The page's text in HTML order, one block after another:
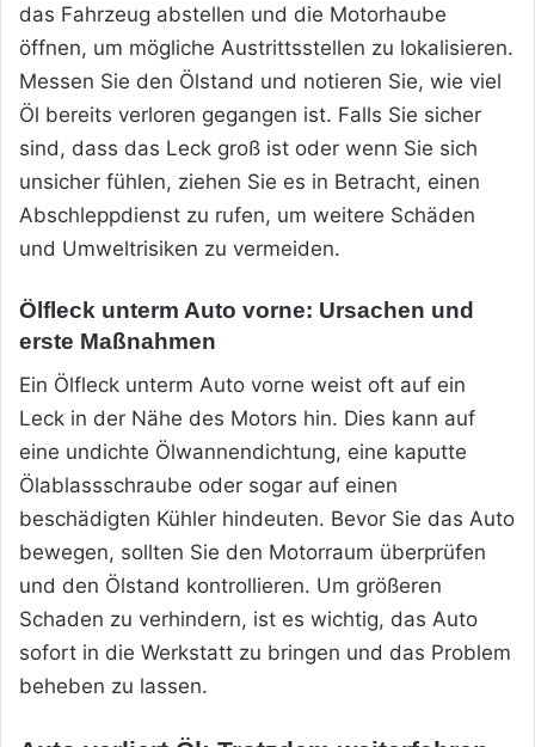
das Fahrzeug abstellen und die Motorhaube
öffnen, um mögliche Austrittsstellen zu lokalisieren.
Messen Sie den Ölstand und notieren Sie, wie viel
Öl bereits verloren gegangen ist. Falls Sie sicher
sind, dass das Leck groß ist oder wenn Sie sich
unsicher fühlen, ziehen Sie es in Betracht, einen
Abschleppdienst zu rufen, um weitere Schäden
und Umweltrisiken zu vermeiden.
Ölfleck unterm Auto vorne: Ursachen und
erste Maßnahmen
Ein Ölfleck unterm Auto vorne weist oft auf ein
Leck in der Nähe des Motors hin. Dies kann auf
eine undichte Ölwannendichtung, eine kaputte
Ölablassschraube oder sogar auf einen
beschädigten Kühler hindeuten. Bevor Sie das Auto
bewegen, sollten Sie den Motorraum überprüfen
und den Ölstand kontrollieren. Um größeren
Schaden zu verhindern, ist es wichtig, das Auto
sofort in die Werkstatt zu bringen und das Problem
beheben zu lassen.